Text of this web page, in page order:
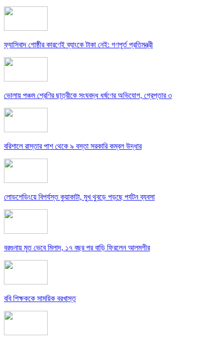
ফ্যাসিবাদ গোষ্ঠীর কারণেই ব্যাংকে টাকা নেই: গণপূর্ত প্রতিমন্ত্রী
ভোলায় পঞ্চম শ্রেণির ছাত্রীকে সংঘবদ্ধ ধর্ষণের অভিযোগ, গ্রেপ্তার ৩
বরিশালে রাস্তার পাশ থেকে ৯ বস্তা সরকারি কম্বল উদ্ধার
লোডশেডিংয়ে বিপর্যস্ত কুয়াকাটা, মুখ থুবড়ে পড়ছে পর্যটন ব্যবসা
বরগুনায় মৃত ভেবে মিলাদ, ১৭ বছর পর বাড়ি ফিরলেন আলমগীর
ববি শিক্ষককে সাময়িক বরখাস্ত